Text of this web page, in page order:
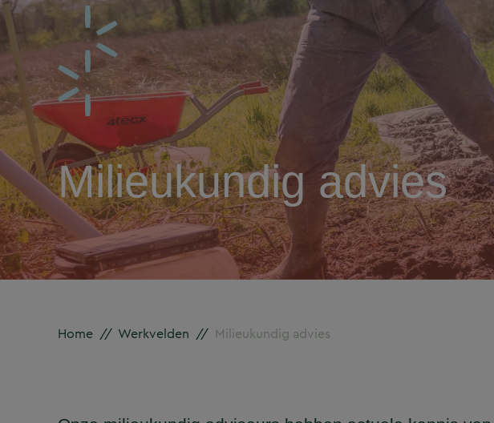
Milieukundig advies
Home // Werkvelden // Milieukundig advies